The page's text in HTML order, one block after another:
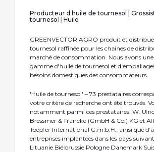
Producteur d huile de tournesol |
tournesol | Huile
GREENVECTOR AGRO produit et
tournesol raffinée pour les chaînes de
marché de consommation. Nous avons
gamme d'huile de tournesol et
besoins domestiques des consommateurs.
'Huile de tournesol' – 73 prestataires
votre critère de recherche ont été trouvés.
notamment parmi ces prestataires: W.
Bressmer & Francke (GmbH & Co.) KG et
Toepfer International G.m.b.H., ainsi que
entreprises implantées dans les pays
Lituanie Biélorussie Pologne Danemark